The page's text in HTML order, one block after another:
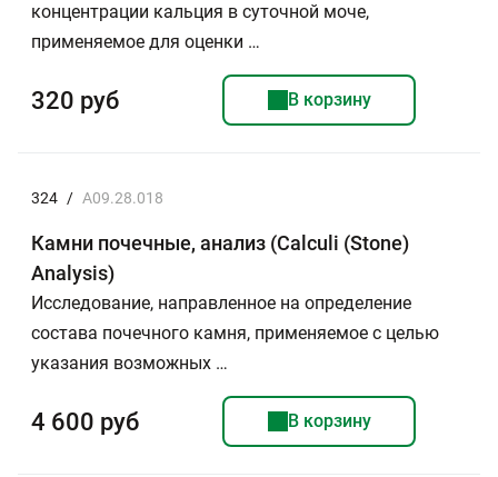
концентрации кальция в суточной моче,
применяемое для оценки …
320 руб В корзину
324 / A09.28.018
Камни почечные, анализ (Calculi (Stone)
Analysis)
Исследование, направленное на определение
состава почечного камня, применяемое с целью
указания возможных …
4 600 руб В корзину